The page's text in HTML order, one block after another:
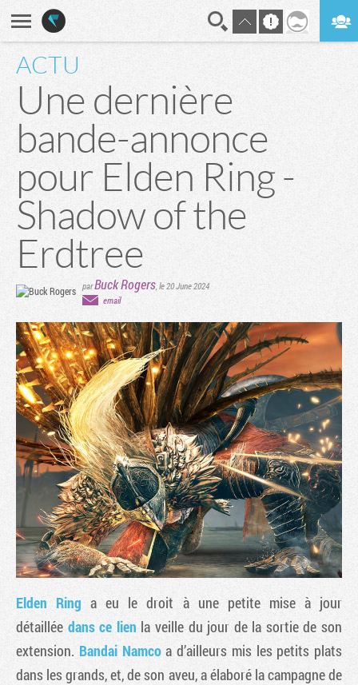
ACTU
Une dernière
bande-annonce
pour Elden Ring -
Shadow of the
Erdtree
parBuck Rogers,le 20 June 2024
email
Elden Ring a eu le droit à une petite mise à jour
détaillée dans ce lien la veille du jour de la sortie de son
extension. Bandai Namcoa d’ailleurs mis les petits plats
dans les grands, et, de son aveu, a élaboré la campagne de
Tribune